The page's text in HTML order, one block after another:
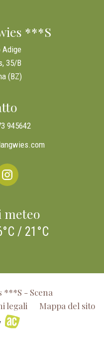
***S
Adige
35/B
(BZ)
945642
meteo
/ 21°C
***S - Scena
legali Mappa del sito